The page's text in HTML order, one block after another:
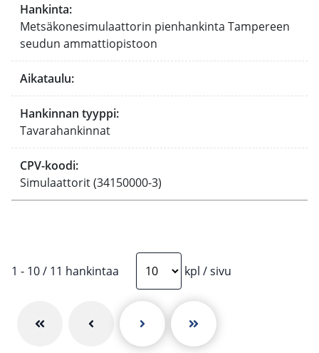
Hankinta:
Metsäkonesimulaattorin pienhankinta Tampereen
seudun ammattiopistoon
Aikataulu:
Hankinnan tyyppi:
Tavarahankinnat
CPV-koodi:
Simulaattorit (34150000-3)
1 - 10/ 11 hankintaa kpl /sivu
Ensimmäinen sivu
Edellinen sivuSeuraava sivuViimeinen sivu